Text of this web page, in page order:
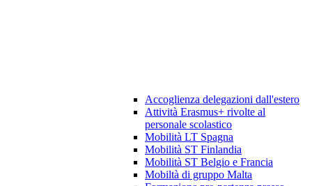
Accoglienza delegazioni dall'estero
Attività Erasmus+ rivolte al
personale scolastico
Mobilità LT Spagna
Mobilità ST Finlandia
Mobilità ST Belgio e Francia
Mobiltà di gruppo Malta